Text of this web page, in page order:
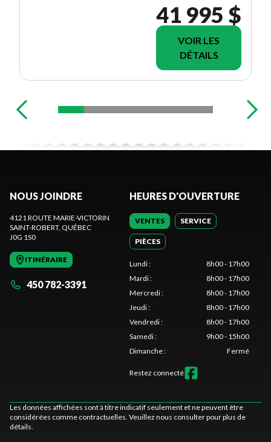
41 995 $
VOIR LES
DÉTAILS
NOUS JOINDRE
4121 ROUTE MARIE-VICTORIN
SAINT-ROBERT, QUÉBEC
J0G 1S0
ITINÉRAIRE
450 782-3391
HEURES D'OUVERTURE
VENTES SERVICE
PIÈCES
Lundi:
8h00 - 17h00
Mardi:
8h00 - 17h00
Mercredi:
8h00 - 17h00
Jeudi:
8h00 - 17h00
Vendredi:
8h00 - 17h00
Samedi:
9h00 - 15h00
Dimanche: Fermé
Restez connecté
Les données affichées sont à titre indicatif seulement et ne peuvent être
considérées comme contractuelles. Veuillez nous consulter pour plus de
détails.